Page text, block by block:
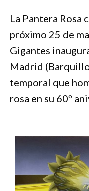
La Pantera Rosa
próximo 25 de
Gigantes
Madrid
temporal que
rosa en su 60º